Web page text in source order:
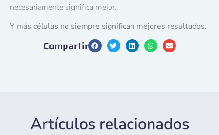
necesariamente significa mejor.
Y más células no siempre significan mejores resultados.
Compartir
Artículos relacionados